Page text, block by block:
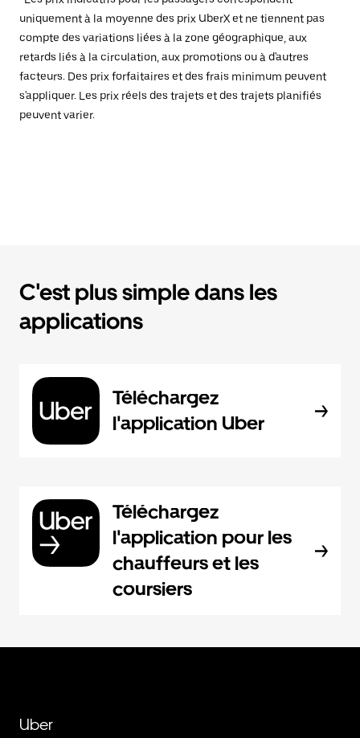
uniquement à la moyenne des prix UberX et ne tiennent pas
compte des variations liées à la zone géographique, aux
retards liés à la circulation, aux promotions ou à d'autres
facteurs. Des prix forfaitaires et des frais minimum peuvent
s'appliquer. Les prix réels des trajets et des trajets planifiés
peuvent varier.
C'est plus simple dans les
applications
Téléchargez
l'application Uber
Téléchargez
l'application pour les
chauffeurs et les
coursiers
Uber